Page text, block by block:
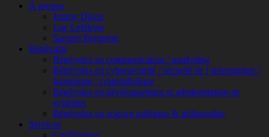
À propos
Jimmy Djivre
Luc Lefebvre
Samuel Bergeron
Bénévolat
Bénévoles en communication / marketing
Bénévoles en cybersécurité / sécurité de l’information /
forensique / criminalistique
Bénévoles en développement et administration de
systèmes
Bénévoles en science politique & philosophie
Services
Conférences